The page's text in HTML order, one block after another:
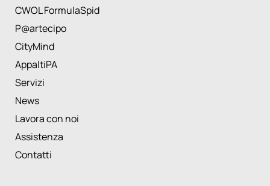
CWOL FormulaSpid
P@artecipo
CityMind
AppaltiPA
Servizi
News
Lavora con noi
Assistenza
Contatti